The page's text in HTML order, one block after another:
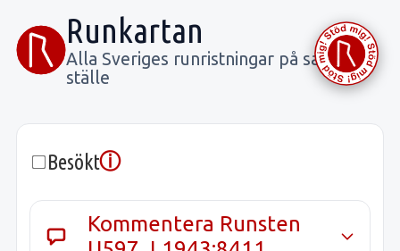
Runkartan
Alla Sveriges runristningar på samma
ställe
Besöktⓘ
Kommentera Runsten